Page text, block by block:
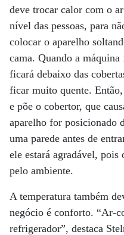
deve trocar calor com o
nível das pessoas, para
colocar o aparelho
cama. Quando a
ficará debaixo das
ficar muito quente.
e põe o cobertor, que
aparelho for posicionado
uma parede antes de
ele estará agradável,
pelo ambiente.
A temperatura também
negócio é conforto. “Ar-
refrigerador”, destaca